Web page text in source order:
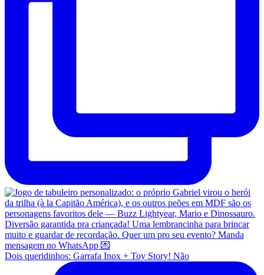
Dois queridinhos: Garrafa Inox + Toy Story! Não